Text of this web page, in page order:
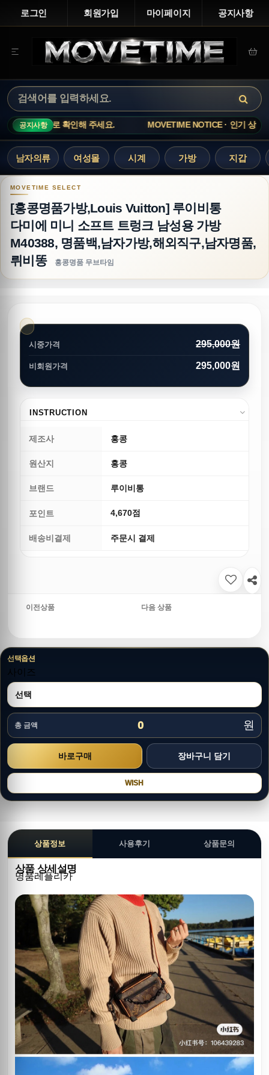
로그인 회원가입 마이페이지 공지사항
공지사항MOVETIME NOTICE · 인기 상품은 재고 변동이 빠르니 주문 전
남자의류 여성몰 시계 가방 지갑
[홍콩명품가방,Louis Vuitton] 루이비통 다미에
[홍콩명품가방,Louis Vuitton] 루이비통
다미에 미니 소프트 트렁크 남성용 가방
M40388, 명품백,남자가방,해외직구,남자명품,
뤼비똥
홍콩명품 무브타임
시중가격 295,000원
비회원가격 295,000원
INSTRUCTION
제조사 홍콩
원산지 홍콩
브랜드 루이비통
포인트 4,670점
배송비결제 주문시 결제
이전상품 다음 상품
선택옵션
사이즈
총 금액 0 원
WISH
상품정보 사용후기 상품문의
상품 상세설명
명품레플리카